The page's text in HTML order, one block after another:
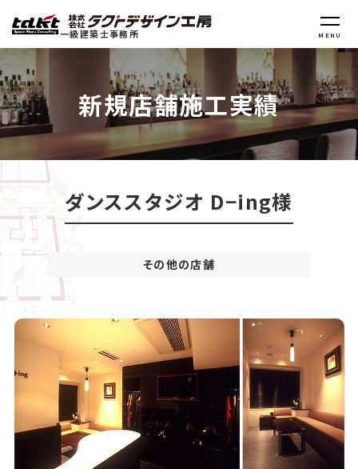
一級建築士事務所 MENU
新規店舗施工実績
ダンススタジオ D−ing様
その他の店舗